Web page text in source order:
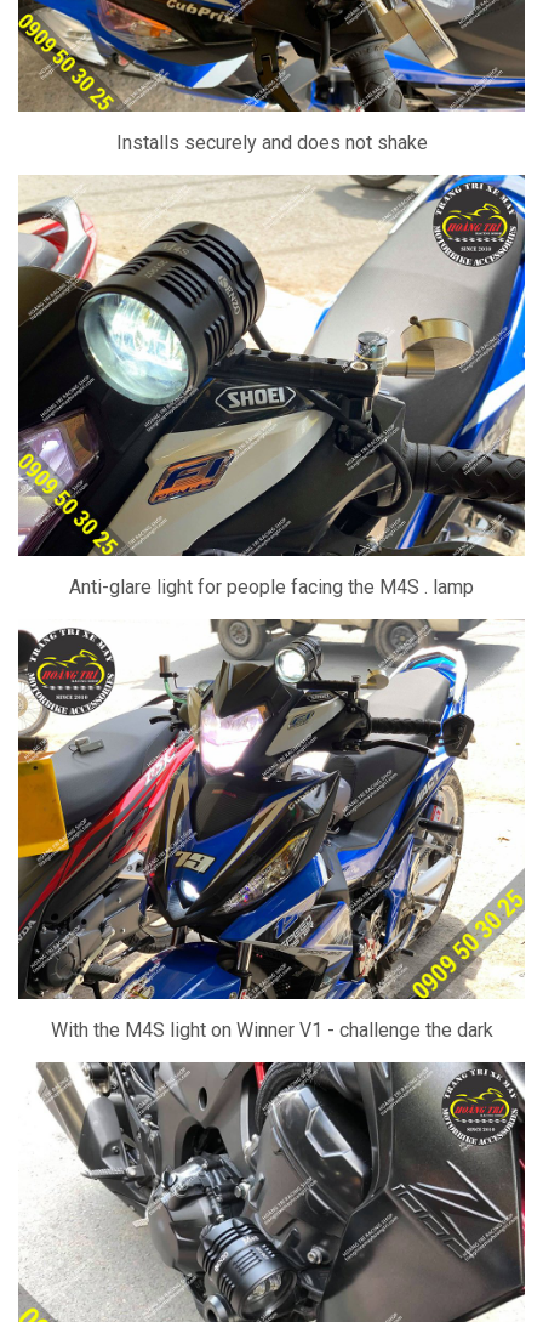
Installs securely and does not shake
Anti-glare light for people facing the M4S . lamp
With the M4S light on Winner V1 - challenge the dark